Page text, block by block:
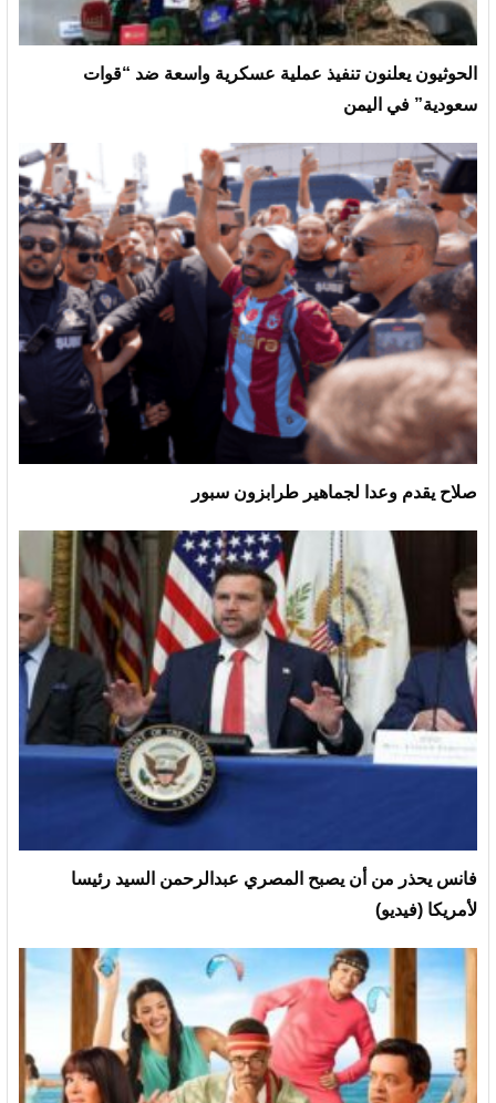
الحوثيون يعلنون تنفيذ عملية عسكرية واسعة ضد “قوات
سعودية” في اليمن
صلاح يقدم وعدا لجماهير طرابزون سبور
فانس يحذر من أن يصبح المصري عبدالرحمن السيد رئيسا
لأمريكا (فيديو)